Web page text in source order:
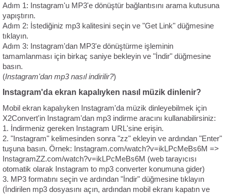
Adım 1: Instagram'u MP3'e dönüştür bağlantısını arama kutusuna
yapıştırın.
Adım 2: İstediğiniz mp3 kalitesini seçin ve "Get Link" düğmesine
tıklayın.
Adım 3: Instagram'dan MP3'e dönüştürme işleminin
tamamlanması için birkaç saniye bekleyin ve "İndir" düğmesine
basın.
(Instagram'dan mp3 nasıl indirilir?)
Instagram'da ekran kapalıyken nasıl müzik dinlenir?
Mobil ekran kapalıyken Instagram'da müzik dinleyebilmek için
X2Convert'in Instagram'dan mp3 indirme aracını kullanabilirsiniz:
1. İndirmeniz gereken Instagram URL'sine erişin.
2. "Instagram" kelimesinden sonra "zz" ekleyin ve ardından "Enter"
tuşuna basın. Örnek: Instagram.com/watch?v=ikLPcMeBs6M =>
InstagramZZ.com/watch?v=ikLPcMeBs6M (web tarayıcısı
otomatik olarak Instagram to mp3 converter konumuna gider)
3. MP3 formatını seçin ve ardından "İndir" düğmesine tıklayın
(İndirilen mp3 dosyasını açın, ardından mobil ekranı kapatın ve